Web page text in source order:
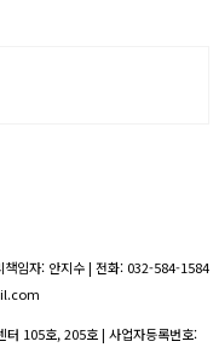
책임자: 안지수 | 전화: 032-584-1584
터 105호, 205호 | 사업자등록번호: